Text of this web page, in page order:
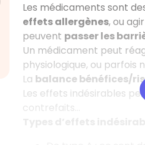
Les médicaments sont
effets allergènes, ou
peuvent passer les
Un médicament peut
physiologique, ou parfois
La balance bénéfices/
Les effets indésirables
contrefaits…